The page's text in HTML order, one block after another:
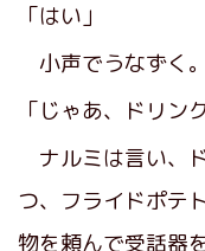
「はい」
小声でうなずく。
「じゃあ、ドリン
ナルミは言い、
つ、フライドポテ
物を頼んで受話器